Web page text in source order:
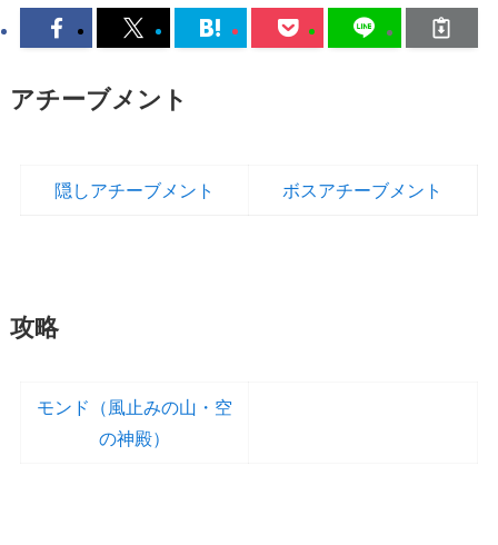
アチーブメント
隠しアチーブメント ボスアチーブメント
攻略
モンド（風止みの山・空
の神殿）